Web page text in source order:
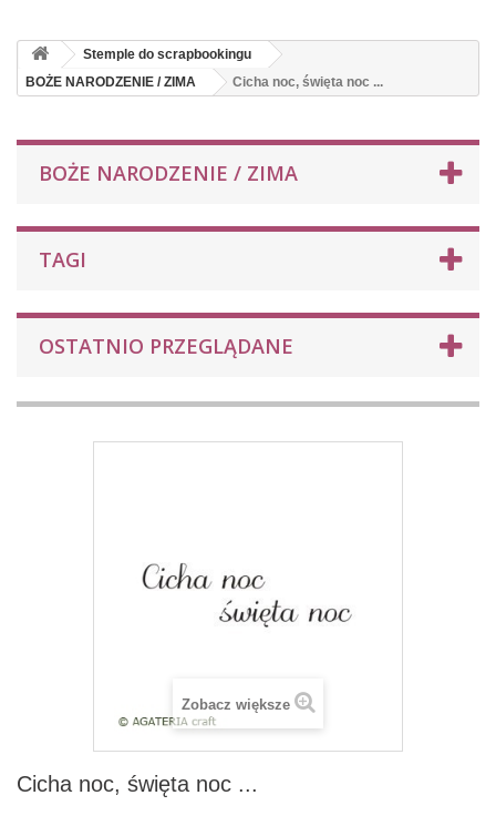
Stemple do scrapbookingu
BOŻE NARODZENIE / ZIMA
Cicha noc, święta noc ...
BOŻE NARODZENIE / ZIMA
TAGI
OSTATNIO PRZEGLĄDANE
Zobacz większe
Cicha noc, święta noc ...